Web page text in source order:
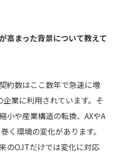
まった背景について教えて
約数はここ数年で急速に増
業に利用されています。そ
小や産業構造の転換、AXやA
く環境の変化があります。
のOJTだけでは変化に対応